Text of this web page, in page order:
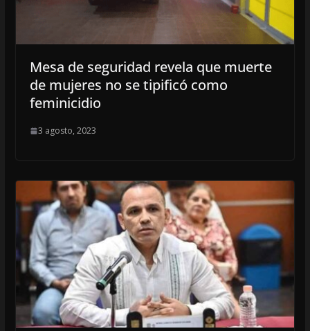
Mesa de seguridad revela que muerte
de mujeres no se tipificó como
feminicidio
3 agosto, 2023